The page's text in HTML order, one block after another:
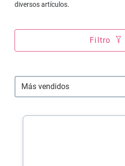
diversos artículos.
Filtro